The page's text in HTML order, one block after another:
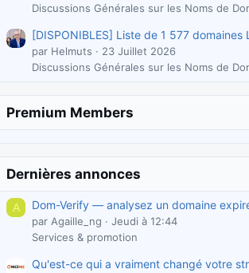
Discussions Générales sur les Noms de
[DISPONIBLES] Liste de 1 577
par Helmuts
23 Juillet 2026
Discussions Générales sur les Noms de
Premium Members
Dernières annonces
A Dom-Verify — analysez un domaine
par Agaille_ng
Jeudi à 12:44
Services & promotion
Qu'est-ce qui a vraiment changé votre